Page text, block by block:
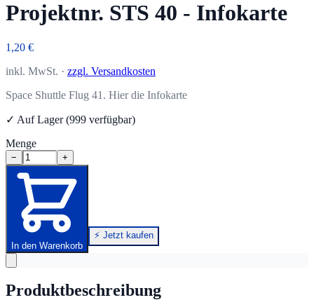
Projektnr. STS 40 - Infokarte
1,20 €
inkl. MwSt. · zzgl. Versandkosten
Space Shuttle Flug 41. Hier die Infokarte
✓ Auf Lager (999 verfügbar)
Menge
− +
In den Warenkorb
⚡ Jetzt kaufen
Produktbeschreibung